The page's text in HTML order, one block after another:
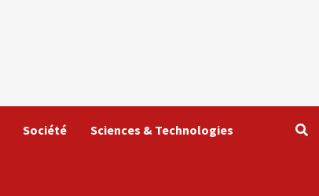
Société Sciences & Technologies